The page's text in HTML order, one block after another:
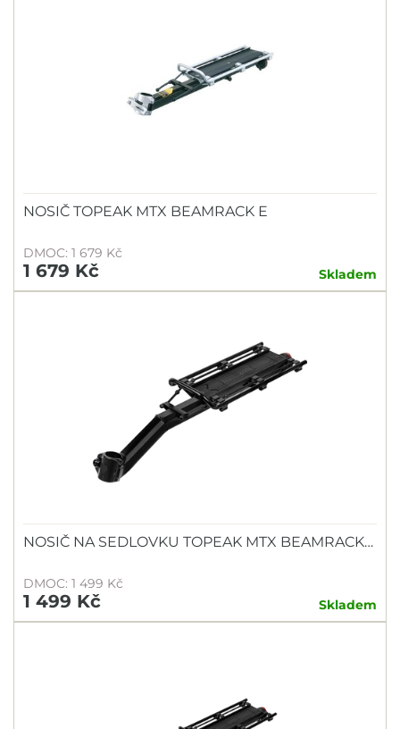
NOSIČ TOPEAK MTX BEAMRACK E
DMOC: 1 679 Kč
1 679 Kč Skladem
NOSIČ NA SEDLOVKU TOPEAK MTX BEAMRACK…
DMOC: 1 499 Kč
1 499 Kč Skladem